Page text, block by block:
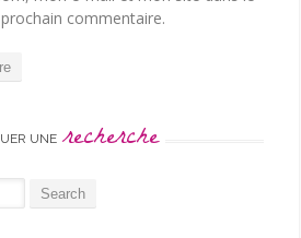
commentaire.
UNE recherche